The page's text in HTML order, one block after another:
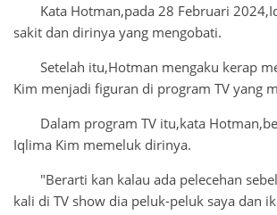
Kata Hotman,pada 28 Februari
sakit dan dirinya yang mengobati.
Setelah itu,Hotman mengaku kerap
Kim menjadi figuran di program TV yang
Dalam program TV itu,kata
Iqlima Kim memeluk dirinya.
"Berarti kan kalau ada pelecehan
kali di TV show dia peluk-peluk saya dan